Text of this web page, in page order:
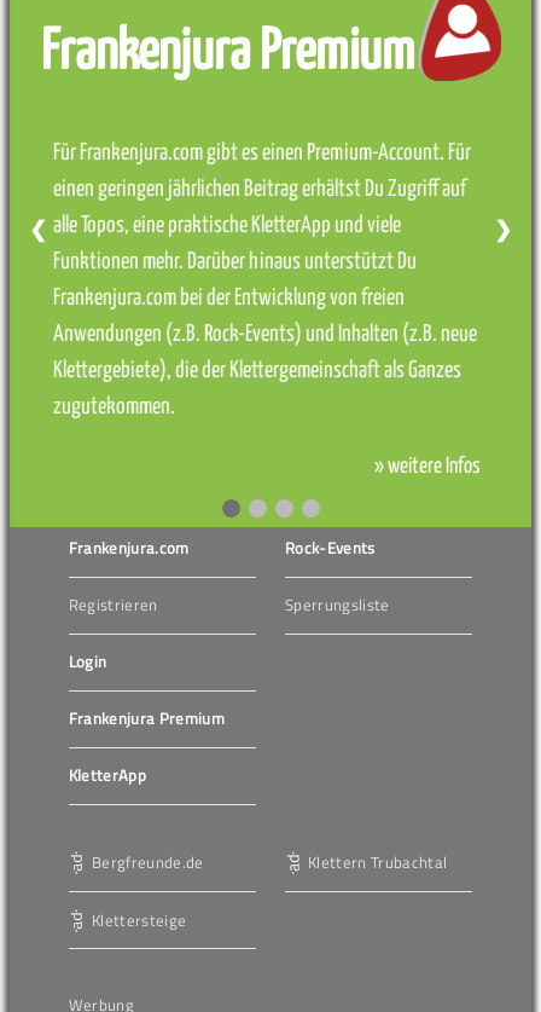
Frankenjura Premium
Für Frankenjura.com gibt es einen Premium-Account. Für
einen geringen jährlichen Beitrag erhältst Du Zugriff auf
alle Topos, eine praktische KletterApp und viele
Funktionen mehr. Darüber hinaus unterstützt Du
Frankenjura.com bei der Entwicklung von freien
Anwendungen (z.B. Rock-Events) und Inhalten (z.B. neue
Klettergebiete), die der Klettergemeinschaft als Ganzes
zugutekommen.
» weitere Infos
❮ ❯
Frankenjura.com
Registrieren
Login
Frankenjura Premium
KletterApp
Rock-Events
Sperrungsliste
Bergfreunde.de
Klettersteige
Klettern Trubachtal
Werbung